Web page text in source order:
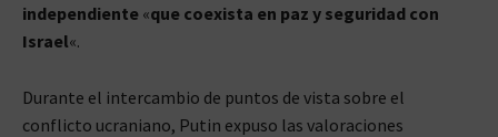
independiente «que coexista en paz y seguridad con
Israel«.
Durante el intercambio de puntos de vista sobre el
conflicto ucraniano, Putin expuso las valoraciones